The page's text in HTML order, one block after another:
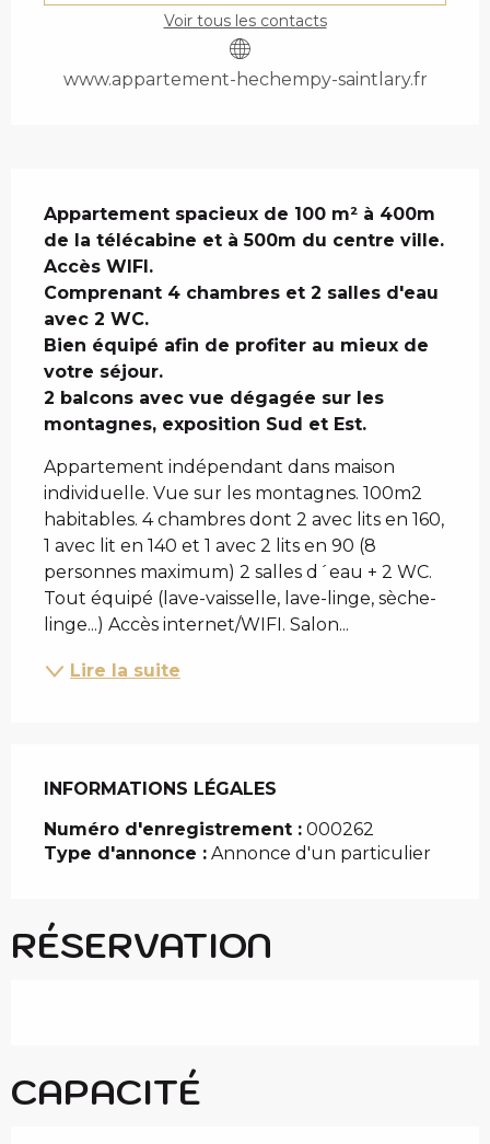
Voir tous les contacts
www.appartement-hechempy-saintlary.fr
Appartement spacieux de 100 m² à 400m
de la télécabine et à 500m du centre ville.
Accès WIFI.
Comprenant 4 chambres et 2 salles d'eau
avec 2 WC.
Bien équipé afin de profiter au mieux de
votre séjour.
2 balcons avec vue dégagée sur les
montagnes, exposition Sud et Est.
Appartement indépendant dans maison
individuelle. Vue sur les montagnes. 100m2
habitables. 4 chambres dont 2 avec lits en 160,
1 avec lit en 140 et 1 avec 2 lits en 90 (8
personnes maximum) 2 salles d´eau + 2 WC.
Tout équipé (lave-vaisselle, lave-linge, sèche-
linge...) Accès internet/WIFI. Salon...
Lire la suite
INFORMATIONS LÉGALES
INFORMATIONS LÉGALES
Numéro d'enregistrement : 000262
Type d'annonce : Annonce d'un particulier
RÉSERVATION
CAPACITÉ